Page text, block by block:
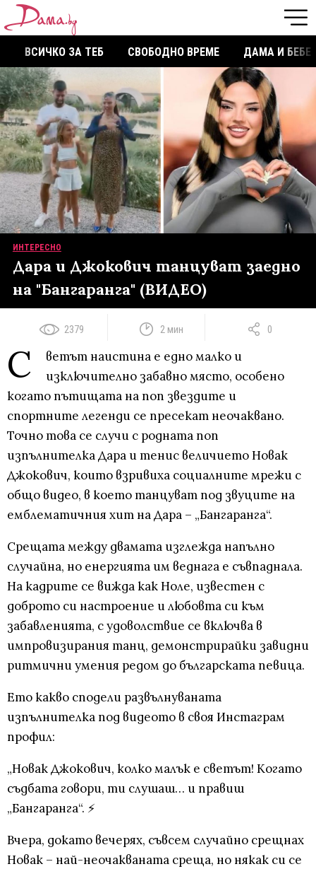
ВСИЧКО ЗА ТЕБ СВОБОДНО ВРЕМЕ ДАМА И БЕБЕ
ИНТЕРЕСНО
Дара и Джокович танцуват заедно
на "Бангаранга" (ВИДЕО)
2379 2 мин 0
С
ветът наистина е едно малко и
изключително забавно място, особено
когато пътищата на поп звездите и
спортните легенди се пресекат неочаквано.
Точно това се случи с родната поп
изпълнителка Дара и тенис величието Новак
Джокович, които взривиха социалните мрежи с
общо видео, в което танцуват под звуците на
емблематичния хит на Дара – „Бангаранга“.
Срещата между двамата изглежда напълно
случайна, но енергията им веднага е съвпаднала.
На кадрите се вижда как Ноле, известен с
доброто си настроение и любовта си към
забавленията, с удоволствие се включва в
импровизирания танц, демонстрирайки завидни
ритмични умения редом до българската певица.
Ето какво сподели развълнуваната
изпълнителка под видеото в своя Инстаграм
профил:
„Новак Джокович, колко малък е светът! Когато
съдбата говори, ти слушаш… и правиш
„Бангаранга“. ⚡️
Вчера, докато вечерях, съвсем случайно срещнах
Новак – най-неочакваната среща, но някак си се